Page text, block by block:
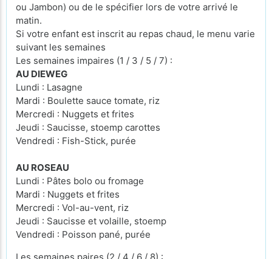
ou Jambon) ou de le spécifier lors de votre arrivé le
matin.
Si votre enfant est inscrit au repas chaud, le menu varie
suivant les semaines
Les semaines impaires (1 / 3 / 5 / 7) :
AU DIEWEG
Lundi : Lasagne
Mardi : Boulette sauce tomate, riz
Mercredi : Nuggets et frites
Jeudi : Saucisse, stoemp carottes
Vendredi : Fish-Stick, purée
AU ROSEAU
Lundi : Pâtes bolo ou fromage
Mardi : Nuggets et frites
Mercredi : Vol-au-vent, riz
Jeudi : Saucisse et volaille, stoemp
Vendredi : Poisson pané, purée
Les semaines paires (2 / 4 / 6 / 8) :